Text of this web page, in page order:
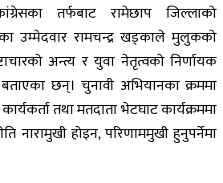
तर्फबाट रामेछाप जिल्लाको
उम्मेदवार रामचन्द्र खड्काले मुलुकको
अन्त्य र युवा नेतृत्वको निर्णायक
छन्। चुनावी अभियानका क्रममा
तथा मतदाता भेटघाट कार्यक्रममा
नारामुखी होइन, परिणाममुखी हुनुपर्नेमा